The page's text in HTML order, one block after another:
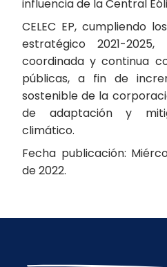
influencia de la Central
CELEC EP, cumpliendo
estratégico 2021-
coordinada y continua
públicas, a fin de
sostenible de la
de adaptación y
climático.
Fecha publicación:
de 2022.